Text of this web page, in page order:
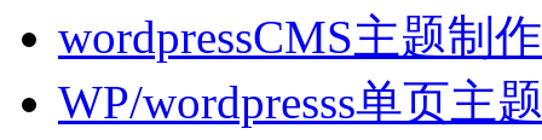
wordpressCMS主题制
WP/wordpresss单页主